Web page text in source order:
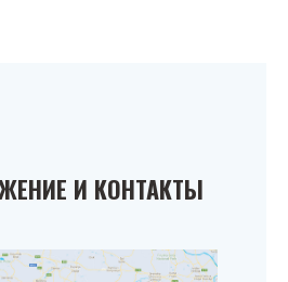
И КОНТАКТЫ